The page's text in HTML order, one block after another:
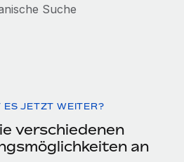
Suche
ES JETZT WEITER?
verschiedenen
an